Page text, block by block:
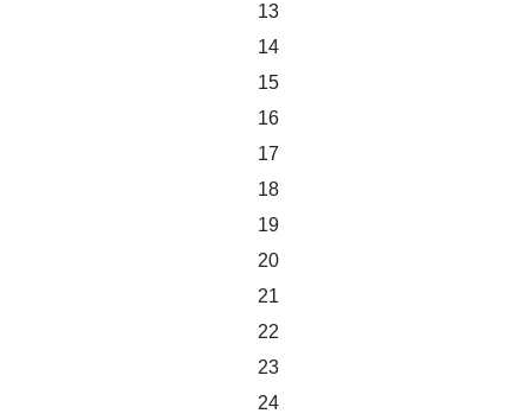
13
14
15
16
17
18
19
20
21
22
23
24